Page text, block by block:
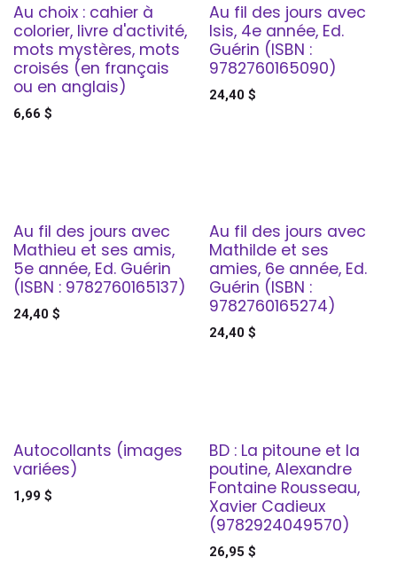
Au choix : cahier à
colorier, livre d'activité,
mots mystères, mots
croisés (en français
ou en anglais)
6,66 $
Au fil des jours avec
Isis, 4e année, Ed.
Guérin (ISBN :
9782760165090)
24,40$
Au fil des jours avec
Mathieu et ses amis,
5e année, Ed. Guérin
(ISBN : 9782760165137)
24,40 $
Au fil des jours avec
Mathilde et ses
amies, 6e année, Ed.
Guérin (ISBN :
9782760165274)
24,40$
Autocollants (images
variées)
1,99 $
BD : La pitoune et la
poutine, Alexandre
Fontaine Rousseau,
Xavier Cadieux
(9782924049570)
26,95 $